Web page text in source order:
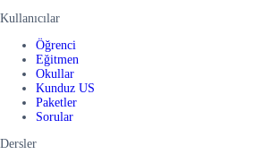
Kullanıcılar
Öğrenci
Eğitmen
Okullar
Kunduz US
Paketler
Sorular
Dersler